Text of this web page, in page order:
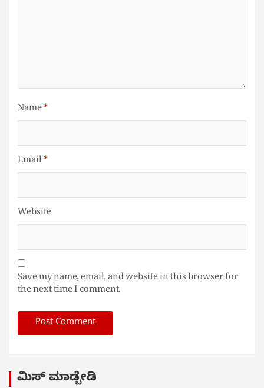
Name*
Email*
Website
Save my name, email, and website in this browser for
the next time I comment.
ಮಿಸ್ ಮಾಡ್ಬೇಡಿ